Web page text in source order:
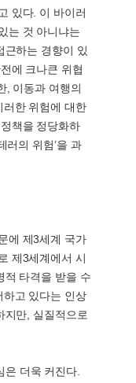
있다. 이 바이러
는 것 아니냐는
근하는 경향이 있
에 크나큰 위협
, 이동과 여행의
한 위험에 대한
책을 정당화하
러의 위험’을 과
에 제3세계 국가
제3세계에서 시
적 타격을 받을 수
고 있다는 인상
지만, 실질적으로
더욱 커진다.